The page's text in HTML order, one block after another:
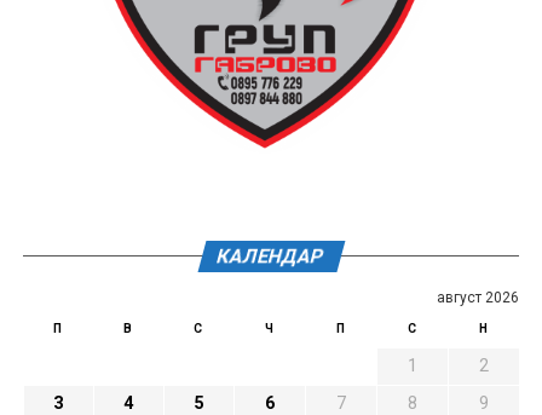
КАЛЕНДАР
август 2026
П В С Ч П С Н
1
2
3
4 5 6 7 8
9